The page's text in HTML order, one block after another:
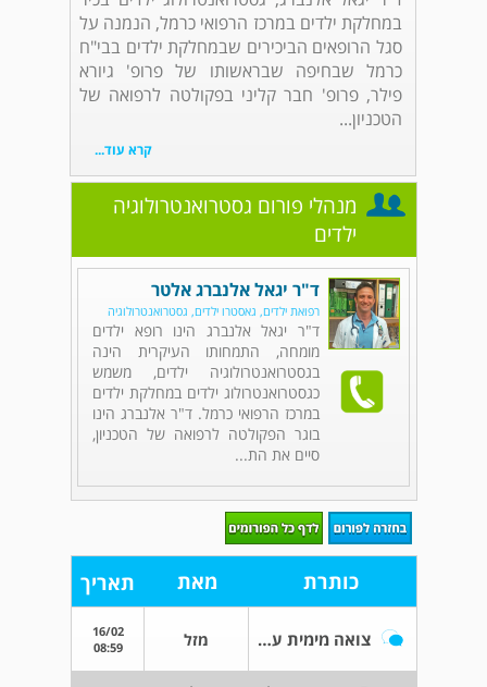
במחלקת ילדים במרכז הרפואי כרמל, הנמנה על
סגל הרופאים הביכירים שבמחלקת ילדים בבי"ח
כרמל שבחיפה שבראשותו של פרופ' גיורא
פילר, פרופ' חבר קליני בפקולטה לרפואה של
הטכניון...
קרא עוד...
מנהלי פורום גסטרואנטרולוגיה
ילדים
ד"ר יגאל אלנברג אלטר
רפואת ילדים, גאסטרו ילדים, גסטרואנטרולוגיה
ד"ר יגאל אלנברג הינו רופא ילדים
מומחה, התמחותו העיקרית הינה
בגסטרואנטרולוגיה ילדים, משמש
כגסטרואנטרולוג ילדים במחלקת ילדים
במרכז הרפואי כרמל. ד"ר אלנברג הינו
בוגר הפקולטה לרפואה של הטכניון,
סיים את הת...
כותרת מאת תאריך
צואה מימית עם ריר וצואה עם קצף מזל
16/02
08:59